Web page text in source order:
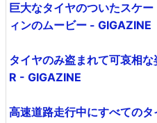
巨大なタイヤのついたスケ
ィンのムービー - GIGAZINE
タイヤのみ盗まれて可哀相
R - GIGAZINE
高速道路走行中にすべての